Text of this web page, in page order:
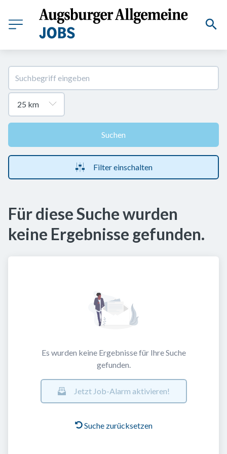
Suchen
Filter einschalten
Für diese Suche wurden
keine Ergebnisse gefunden.
Es wurden keine Ergebnisse für Ihre Suche
gefunden.
Jetzt Job-Alarm aktivieren!
Suche zurücksetzen